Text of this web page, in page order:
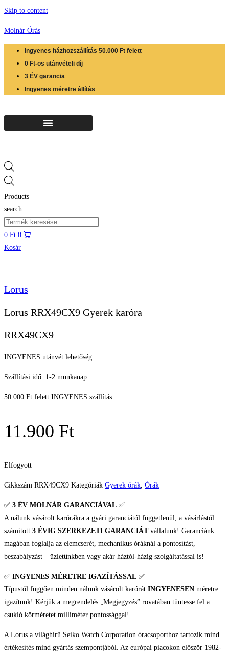
Skip to content
Molnár Órás
Ingyenes házhozszállítás 50.000 Ft felett
0 Ft-os utánvételi díj
3 ÉV garancia
Ingyenes méretre állítás
Products
search
0 Ft 0
Kosár
Lorus
Lorus RRX49CX9 Gyerek karóra
RRX49CX9
INGYENES utánvét lehetőség
Szállítási idő: 1-2 munkanap
50.000 Ft felett INGYENES szállítás
11.900 Ft
Elfogyott
Cikkszám RRX49CX9 Kategóriák Gyerek órák, Órák
✅ 3 ÉV MOLNÁR GARANCIÁVAL ✅
A nálunk vásárolt karórákra a gyári garanciától függetlenül, a vásárlástól
számított 3 ÉVIG SZERKEZETI GARANCIÁTvállalunk! Garanciánk
magában foglalja az elemcserét, mechanikus óráknál a pontosítást,
beszabályzást – üzletünkben vagy akár háztól-házig szolgáltatással is!
✅ INGYENES MÉRETRE IGAZÍTÁSSAL ✅
Típustól függően minden nálunk vásárolt karórát INGYENESEN méretre
igazítunk! Kérjük a megrendelés „Megjegyzés” rovatában tüntesse fel a
csukló körméretet milliméter pontossággal!
A Lorus a világhírű Seiko Watch Corporation óracsoporthoz tartozik mind
értékesítés mind gyártás szempontjából. Az európai piacokon először 1982-